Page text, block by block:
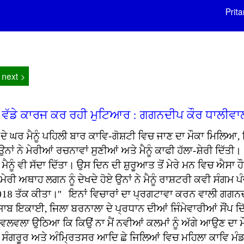
next >
ਕਾਰਜ ਕਰ ਰਹੀ ਮੁਟਿਆਰ : ਗਗਨਦੀਪ ਕੌਰ
ਮੈਨੂੰ ਪਹਿਲੀ ਬਾਰ ਕਾਵਿ-ਗੋਸ਼ਟੀ ਵਿਚ ਜਾਣ ਦਾ ਮੌਕਾ
ਨੇ ਮੇਰੀਆਂ ਰਚਨਾਵਾਂ ਸੁਣੀਆਂ ਅਤੇ ਮੈਨੂੰ ਕਾਫੀ ਹੱਲਾ-ਸ਼ੇਰੀ ਦਿੱਤੀ।
ਵੀ ਸੱਦਾ ਦਿੱਤਾ। ਉਸ ਦਿਨ ਦੀ ਸ਼ੁਰੂਆਤ ਤੋਂ ਮੇਰੇ ਮਨ ਵਿਚ ਐਸਾ
ਮੇਰੀ ਅਥਾਹ ਲਗਨ ਨੂੰ ਦੇਖਦੇ ਹੋਏ ਉਨਾਂ ਨੇ ਮੈਨੂੰ ਰਾਸ਼ਟਰੀ ਕਵੀ ਸੰਗਮ
ਤੱਕ ਕੀਤਾ।'' ਇਨਾਂ ਵਿਚਾਰਾਂ ਦਾ ਪ੍ਰਗਟਾਵਾ ਕਰਨ ਵਾਲੀ
ਇਕਾਈ, ਜਿਲਾ ਬਰਨਾਲਾ ਦੇ ਪ੍ਰਧਾਨ ਦੀਆਂ ਜਿੰਮੇਵਾਰੀਆਂ
ਵਲਵਲਾ ਉਠਿਆ ਕਿ ਕਿਉਂ ਨਾ ਮੈਂ ਨਵੀਆਂ ਕਲਮਾਂ ਨੂੰ ਅੱਗੇ ਆਉਣ ਦਾ
ਸੰਗਰੂਰ ਅਤੇ ਅੰਮ੍ਰਿਤਸਰ ਆਦਿ ਛੇ ਜਿਲਿਆਂ ਵਿਚ ਮਹਿਲਾ